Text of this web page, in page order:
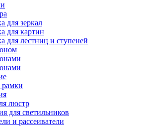
для зеркал
для картин
для лестниц и ступеней
рамки
люстр
для светильников
и рассеиватели